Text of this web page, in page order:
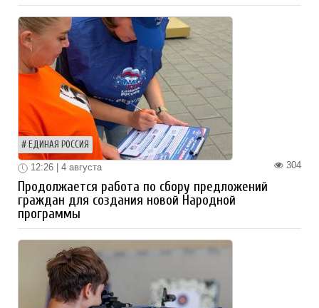
ЕДИНАЯ РОССИЯ
304
12:26 | 4 августа
Продолжается работа по сбору предложений
граждан для создания новой Народной
программы